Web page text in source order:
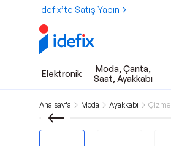
idefix’te Satış Yapın
Elektronik
Moda, Çanta,
Saat, Ayakkabı
Ana sayfa Moda Ayakkabı Çizme